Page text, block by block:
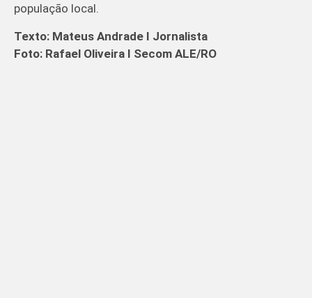
população local.
Texto: Mateus Andrade I Jornalista
Foto: Rafael Oliveira I Secom ALE/RO